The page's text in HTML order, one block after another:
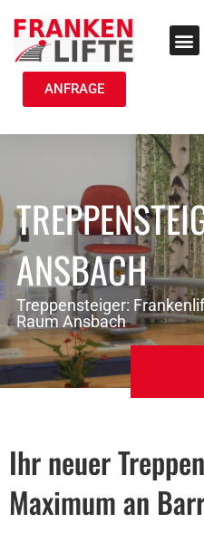
ANFRAGE
ANSBACH
Treppensteiger:
Raum Ansbach
Ihr neuer
Maximum an